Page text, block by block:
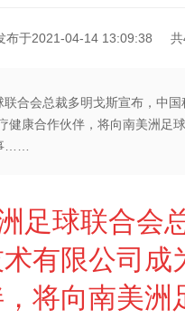
布于2021-04-14 13:09:38
联合会总裁多明戈斯宣布，中
健康合作伙伴，将向南美洲足
……
足球联合会
有限公司成
将向南美